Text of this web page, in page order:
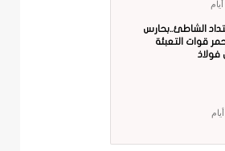
الشاطئ..بحارس
قوات التعبئة